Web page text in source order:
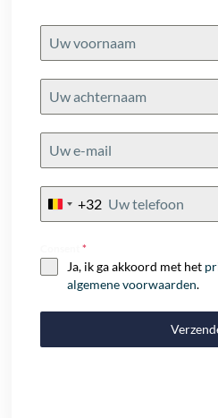
Belgium
+32
Consent*
Ja, ik ga akkoord met het
algemene voorwaarden.